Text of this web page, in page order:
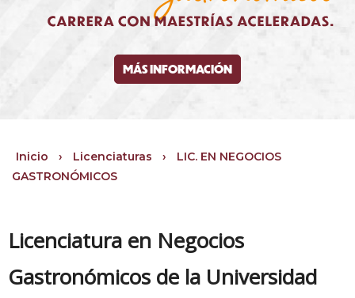
MÁS INFORMACIÓN
Inicio › Licenciaturas ›
LIC. EN NEGOCIOS
GASTRONÓMICOS
Licenciatura en Negocios
Gastronómicos de la Universidad